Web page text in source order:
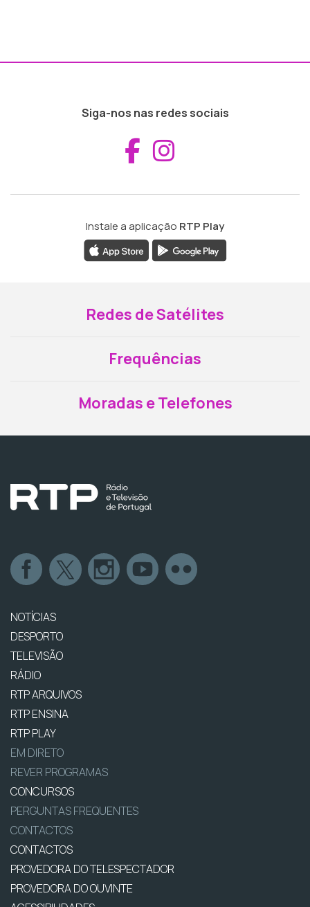
Siga-nos nas redes sociais
Aceder ao
Instale a aplicação RTP Play
Redes de Satélites
Frequências
Moradas e Telefones
NOTÍCIAS
DESPORTO
TELEVISÃO
RÁDIO
RTP ARQUIVOS
RTP ENSINA
RTP PLAY
EM DIRETO
REVER PROGRAMAS
CONCURSOS
PERGUNTAS FREQUENTES
CONTACTOS
CONTACTOS
PROVEDORA DO TELESPECTADOR
PROVEDORA DO OUVINTE